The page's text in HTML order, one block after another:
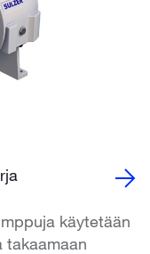
käytetään
takaamaan